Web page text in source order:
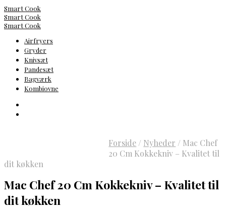
Smart Cook
Smart Cook
Smart Cook
Airfryers
Gryder
Knivsæt
Pandesæt
Bagværk
Kombiovne
Forside / Nyheder / Mac Chef
20 Cm Kokkekniv – Kvalitet til
dit køkken
Mac Chef 20 Cm Kokkekniv – Kvalitet til
dit køkken